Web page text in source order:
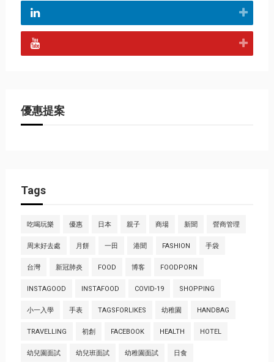
優惠提案
Tags
吃喝玩樂 優惠 日本 親子 商場 新聞 營商管理
周末好去處 月餅 一田 港聞 FASHION 手袋
台灣 新冠肺炎 FOOD 博客 FOODPORN
INSTAGOOD INSTAFOOD COVID-19 SHOPPING
小一入學 手表 TAGSFORLIKES 幼稚園 HANDBAG
TRAVELLING 初創 FACEBOOK HEALTH HOTEL
幼兒園面試 幼兒班面試 幼稚園面試 日食